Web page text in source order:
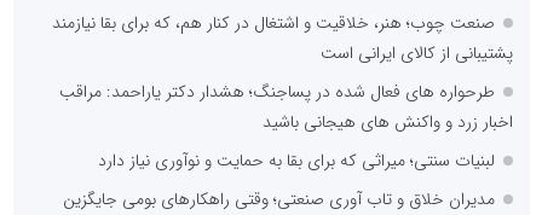
صنعت چوب؛ هنر، خلاقیت و اشتغال در کنار هم، که برای بقا نیازمند
پشتیبانی از کالای ایرانی است
طرحواره های فعال شده در پساجنگ؛ هشدار دکتر یاراحمد: مراقب
اخبار زرد و واکنش های هیجانی باشید
لبنیات سنتی؛ میراثی که برای بقا به حمایت و نوآوری نیاز دارد
مدیران خلاق و تاب آوری صنعتی؛ وقتی راهکارهای بومی جایگزین